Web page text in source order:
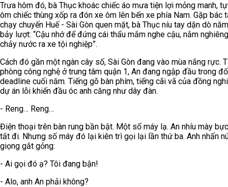
Trưa hôm đó, bà Thục khoác chiếc áo mưa tiện lợi mỏng manh,
ôm chiếc thùng xốp ra đón xe ôm lên bến xe phía Nam. Gặp bác
chạy chuyến Huế - Sài Gòn quen mặt, bà Thục níu tay dặn dò
bảy lượt: “Cậu nhớ để đứng cái thẩu mắm nghe cậu, nằm
chảy nước ra xe tội nghiệp”.
Cách đó gần một ngàn cây số, Sài Gòn đang vào mùa nắng rực.
phòng công nghệ ở trung tâm quận 1, An đang ngập đầu trong
deadline cuối năm. Tiếng gõ bàn phím, tiếng cãi vã của đồng
dự án lỗi khiến đầu óc anh căng như dây đàn.
- Reng… Reng…
Điện thoại trên bàn rung bần bật. Một số máy lạ. An nhíu mày
tắt đi. Nhưng số máy đó lại kiên trì gọi lại lần thứ ba. Anh nhấn
giọng gắt gỏng:
- Ai gọi đó ạ? Tôi đang bận!
- Alo, anh An phải không?